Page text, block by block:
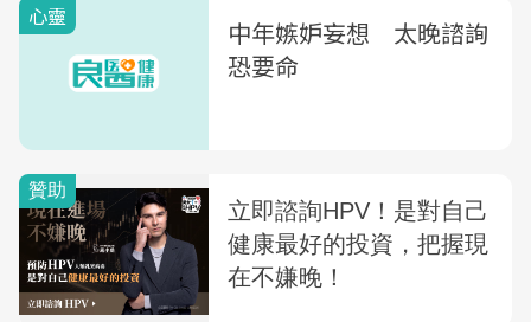
心靈
中年嫉妒妄想 太晚諮詢
恐要命